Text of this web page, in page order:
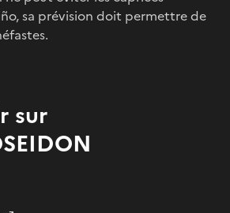
sa prévision doit permettre de
sur